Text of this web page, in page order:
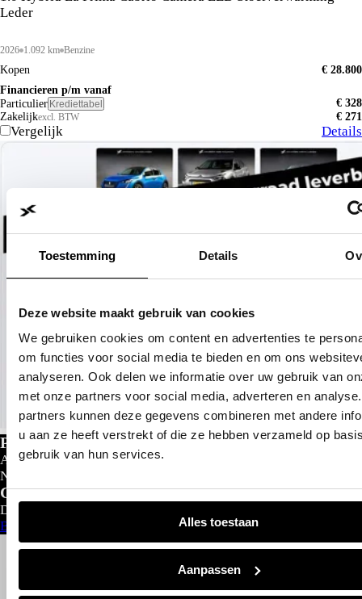
Toestemming Details
Deze website maakt gebruik van cookies
We gebruiken cookies om content en advertenties te
om functies voor social media te bieden en om ons
analyseren. Ook delen we informatie over uw gebruik van
met onze partners voor social media, adverteren en
partners kunnen deze gegevens combineren met andere
u aan ze heeft verstrekt of die ze hebben verzameld op
gebruik van hun services.
Alles toestaan
Aanpassen
Leder
2026 1.092 km Benzine
Kopen
€ 28.800
Financieren p/m vanaf
Particulier Krediettabel
€ 328
Zakelijkexcl. BTW € 271
Vergelijk Details
Private lease
Al gedacht aan private lease?
Nu al vanaf
Configureer nu
Direct leverbaar
Bekijk aanbod